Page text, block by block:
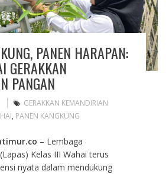
PANEN HARAPAN:
GERAKKAN
PANGAN
GERAKKAN KEMANDIRIAN
, PANEN KANGKUNG
– Lembaga
Kelas III Wahai terus
nyata dalam mendukung